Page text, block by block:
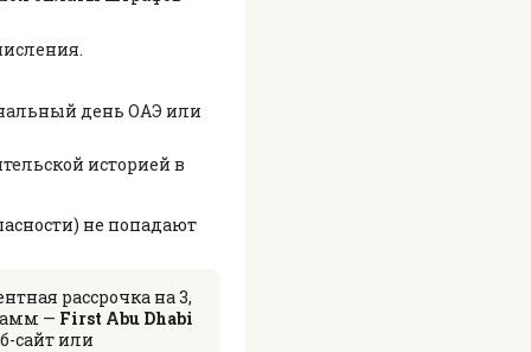
день ОАЭ или
историей в
не попадают
рассрочка на 3,
— First Abu Dhabi
сайт или